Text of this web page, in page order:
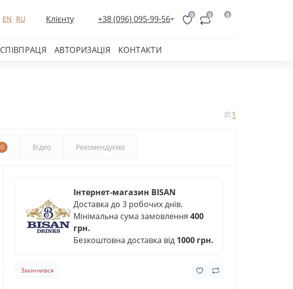
EN RU Клієнту +38 (096) 095-99-56 0 0 0
СПІВПРАЦЯ АВТОРИЗАЦІЯ КОНТАКТИ
1
0 Відео Рекомендуємо
Інтернет-магазин BISAN
Доставка до 3 робочих днів.
Мінімальна сума замовлення 400
грн.
Безкоштовна доставка від 1000 грн.
Закінчився